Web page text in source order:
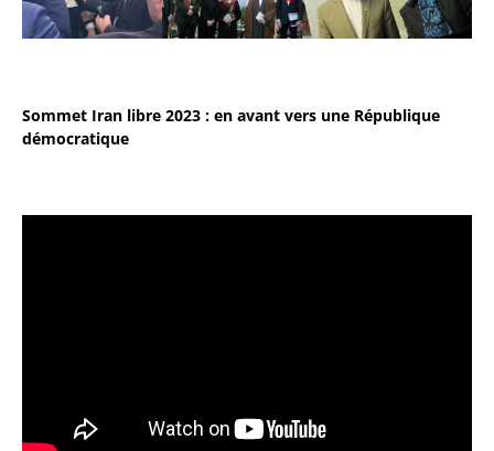
Sommet Iran libre 2023 : en avant vers une République
démocratique